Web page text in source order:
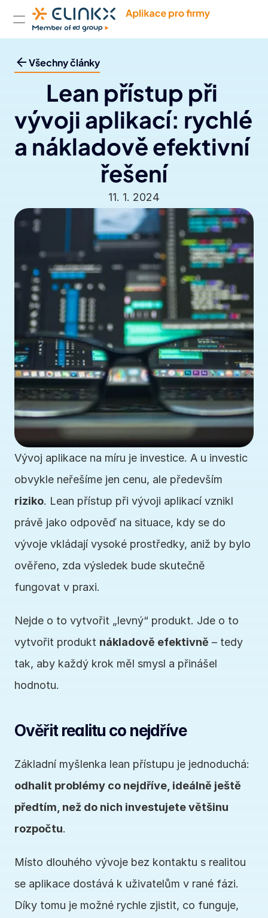
Všechny články
Lean přístup při
vývoji aplikací: rychlé
a nákladově efektivní
řešení
11. 1. 2024
Vývoj aplikace na míru je investice. A u investic
riziko. Lean přístup při vývoji aplikací vznikl
právě jako odpověď na situace, kdy se do
vývoje vkládají vysoké prostředky, aniž by bylo
ověřeno, zda výsledek bude skutečně
fungovat v praxi.
Nejde o to vytvořit „levný“ produkt. Jde o to
vytvořit produkt nákladově efektivně – tedy
tak, aby každý krok měl smysl a přinášel
hodnotu.
Ověřit realitu co nejdříve
odhalit problémy co nejdříve, ideálně ještě
předtím, než do nich investujete většinu
rozpočtu.
Místo dlouhého vývoje bez kontaktu s realitou
se aplikace dostává k uživatelům v rané fázi.
Díky tomu je možné rychle zjistit, co funguje,
Případové studie
Společnost